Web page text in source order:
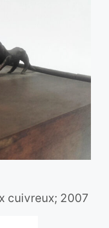
cuivreux; 2007